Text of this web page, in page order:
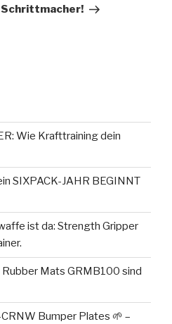
Wie Krafttraining dein
SIXPACK-JAHR BEGINNT
ist da: Strength Gripper
Rubber Mats GRMB100 sind
Bumper Plates 🌱 –